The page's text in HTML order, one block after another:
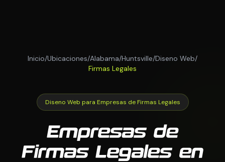
Inicio/Ubicaciones/Alabama/Huntsville/Diseno Web/
Firmas Legales
Diseno Web para Empresas de Firmas Legales
Empresas de
Firmas Legales en